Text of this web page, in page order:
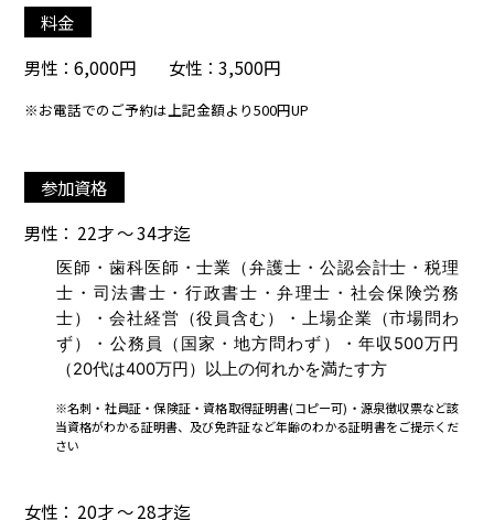
料金
男性：6,000円 女性：3,500円
※お電話でのご予約は上記金額より500円UP
参加資格
男性： 22才 ～ 34才迄
医師・歯科医師・士業（弁護士・公認会計士・税理
士・司法書士・行政書士・弁理士・社会保険労務
士）・会社経営（役員含む）・上場企業（市場問わ
ず）・公務員（国家・地方問わず）・年収500万円
（20代は400万円）以上の何れかを満たす方
※名刺・社員証・保険証・資格取得証明書(コピー可)・源泉徴収票など該
当資格がわかる証明書、及び免許証など年齢のわかる証明書をご提示くだ
さい
女性： 20才 ～ 28才迄